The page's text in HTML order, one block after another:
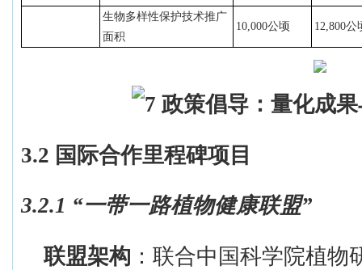
生物多样性保护技术推广
面积
10,000公顷 12,800公
3.2 国际合作里程碑项目
3.2.1 “一带一路植物健康联盟”
联盟架构 ：联合中国科学院植